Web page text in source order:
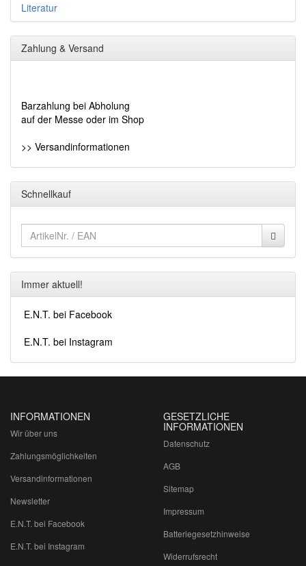
Literatur
Zahlung & Versand
Barzahlung bei Abholung
auf der Messe oder im Shop
>> Versandinformationen
Schnellkauf
Immer aktuell!
E.N.T. bei Facebook
E.N.T. bei Instagram
INFORMATIONEN
Wir über uns
Zahlungsmöglichkeiten
Versandinformationen
Newsletter
E.N.T. bei Facebook
E.N.T. bei Instagram
GESETZLICHE
INFORMATIONEN
Datenschutz
AGB
Sitemap
Impressum
Batteriegesetzhinweise
Widerrufsrecht